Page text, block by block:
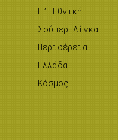
Γ’ Εθνική
Σούπερ Λίγκα
Περιφέρεια
Ελλάδα
Κόσμος